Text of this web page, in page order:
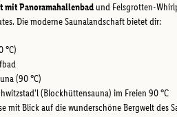
mit Panoramahallenbad und Felsgrotten-
Die moderne Saunalandschaft bietet dir:
°C)
(90 °C)
(Blockhüttensauna) im Freien 90 °C
mit Blick auf die wunderschöne Bergwelt des